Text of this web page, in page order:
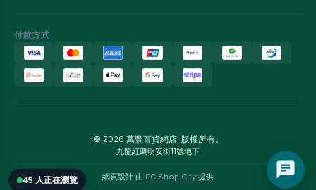
付款方式
© 2026 萬豐百貨網店. 版權所有。
九龍紅磡明安街11號地下
網頁設計 由 EC Shop City 提供
45 人正在瀏覽